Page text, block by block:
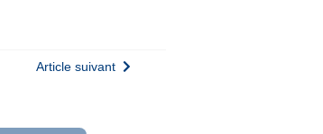
Article suivant